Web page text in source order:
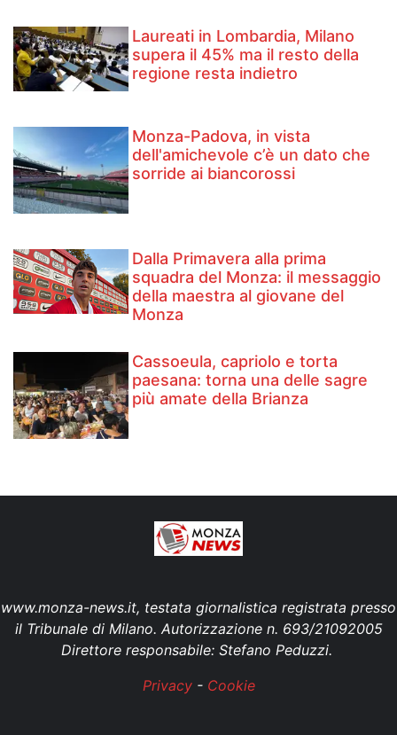
Laureati in Lombardia, Milano
supera il 45% ma il resto della
regione resta indietro
Monza-Padova, in vista
dell'amichevole c’è un dato che
sorride ai biancorossi
Dalla Primavera alla prima
squadra del Monza: il messaggio
della maestra al giovane del
Monza
Cassoeula, capriolo e torta
paesana: torna una delle sagre
più amate della Brianza
www.monza-news.it, testata giornalistica registrata presso
il Tribunale di Milano. Autorizzazione n. 693/21092005
Direttore responsabile: Stefano Peduzzi.
Privacy- Cookie